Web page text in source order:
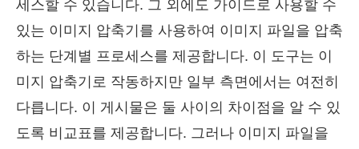
세스할 수 있습니다. 그 외에도 가이드로 사용할 수
있는 이미지 압축기를 사용하여 이미지 파일을 압축
하는 단계별 프로세스를 제공합니다. 이 도구는 이
미지 압축기로 작동하지만 일부 측면에서는 여전히
다릅니다. 이 게시물은 둘 사이의 차이점을 알 수 있
도록 비교표를 제공합니다. 그러나 이미지 파일을